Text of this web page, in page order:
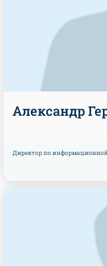
Александр
Директор по